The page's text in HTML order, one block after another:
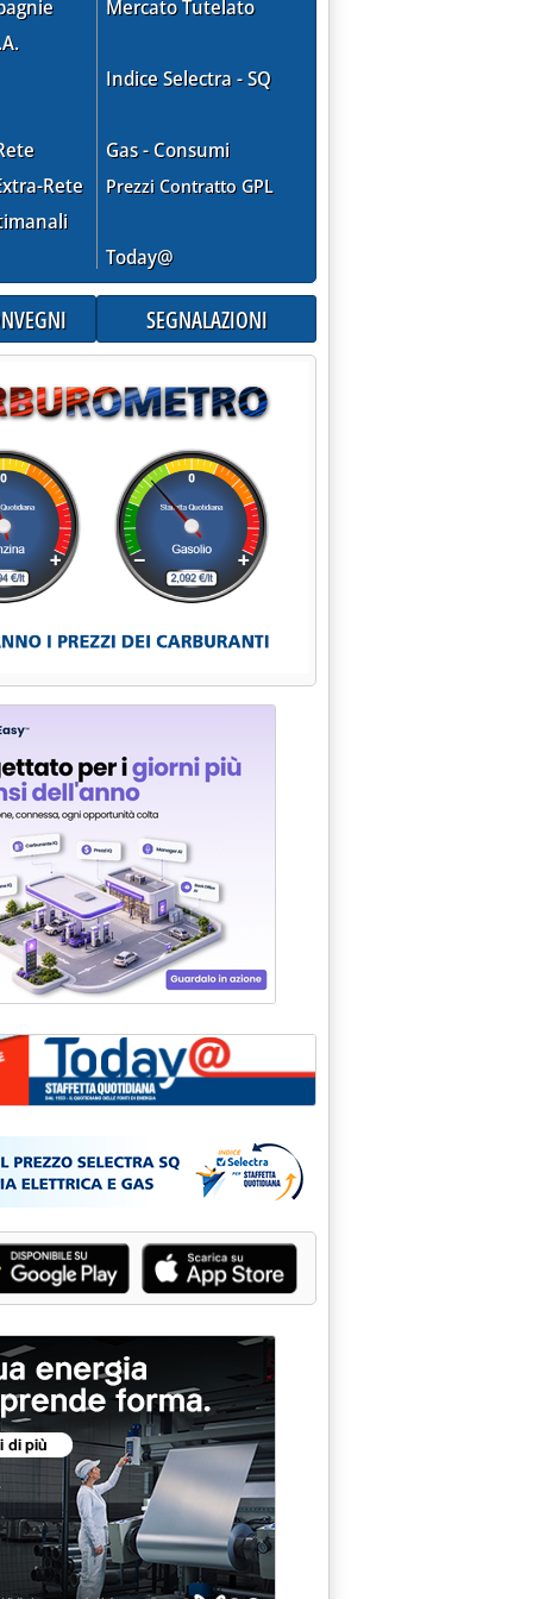
per impianti Fv'
di moduli in Italia'
trimestre'
2019 alle 12.1.
in Emilia Romagna '
di calcolo'
Rete
Mercato Tutelato
Indice Selectra - SQ
Gas - Consumi
Prezzi Contratto GPL
Today@
SEGNALAZIONI